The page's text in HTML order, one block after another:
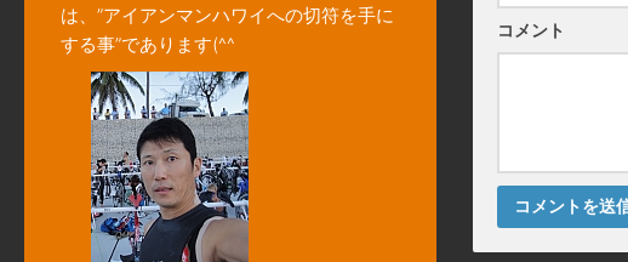
コメント
は、”アイアンマンハワイへの切符を手に
する事”であります(^^ゞ